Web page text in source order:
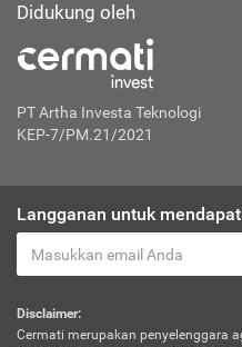
Didukung oleh
PT Artha Investa Teknologi
KEP-7/PM.21/2021
Langganan untuk
Disclaimer:
Cermati merupakan penyelenggara